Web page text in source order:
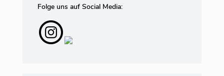
Folge uns auf Social Media: